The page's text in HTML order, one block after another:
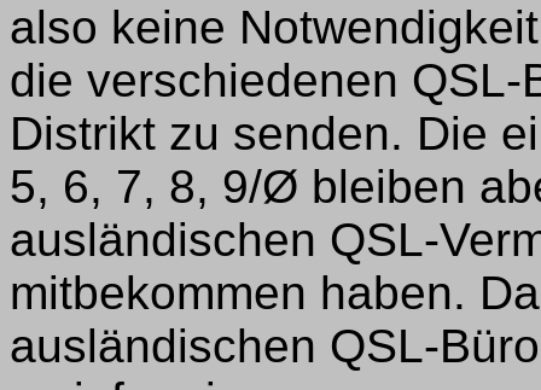
also keine
die verschiedenen
Distrikt zu senden. Die
5, 6, 7, 8, 9/Ø bleiben
ausländischen QSL-
mitbekommen haben.
ausländischen QSL-